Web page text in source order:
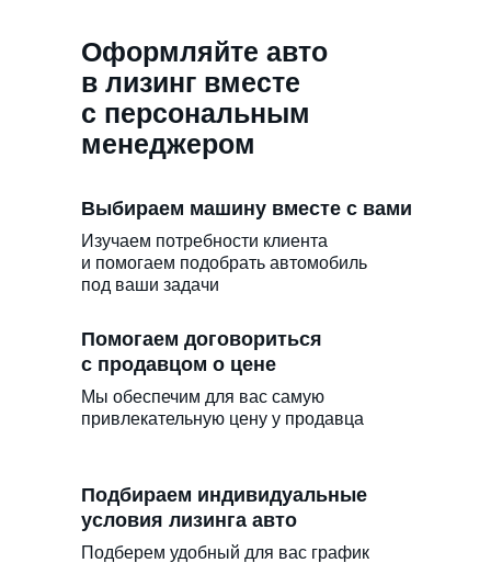
Подбираем индивидуальные
условия лизинга авто
Подберем удобный для вас график
Помогаем договориться
с продавцом о цене
Мы обеспечим для вас самую
привлекательную цену у продавца
Выбираем машину вместе с вами
Изучаем потребности клиента
и помогаем подобрать автомобиль
под ваши задачи
Оформляйте авто
в лизинг вместе
с персональным
менеджером